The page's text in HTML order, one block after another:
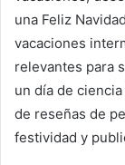
una Feliz
vacaciones
relevantes para
un día de
de reseñas de
festividad y